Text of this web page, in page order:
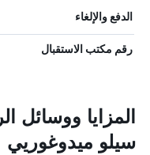
الدفع والإلغاء
رقم مكتب الاستقبال
المزايا ووسائل
سيلو ميدوغوريي